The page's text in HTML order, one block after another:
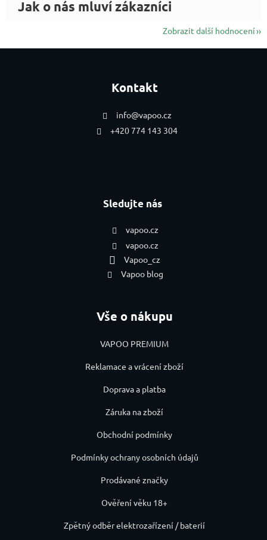
Zobrazit další hodnocení
Kontakt
info@vapoo.cz
+420 774 143 304
Sledujte nás
vapoo.cz
vapoo.cz
Vapoo_cz
Vapoo blog
Vše o nákupu
VAPOO PREMIUM
Reklamace a vrácení zboží
Doprava a platba
Záruka na zboží
Obchodní podmínky
Podmínky ochrany osobních údajů
Prodávané značky
Ověření věku 18+
Zpětný odběr elektrozařízení / baterií